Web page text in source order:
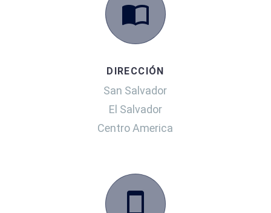
DIRECCIÓN
San Salvador
El Salvador
Centro America